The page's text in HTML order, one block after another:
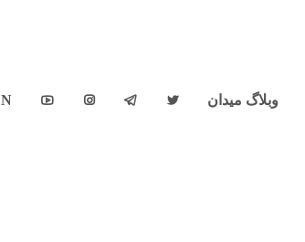
وبلاگ میدان 


